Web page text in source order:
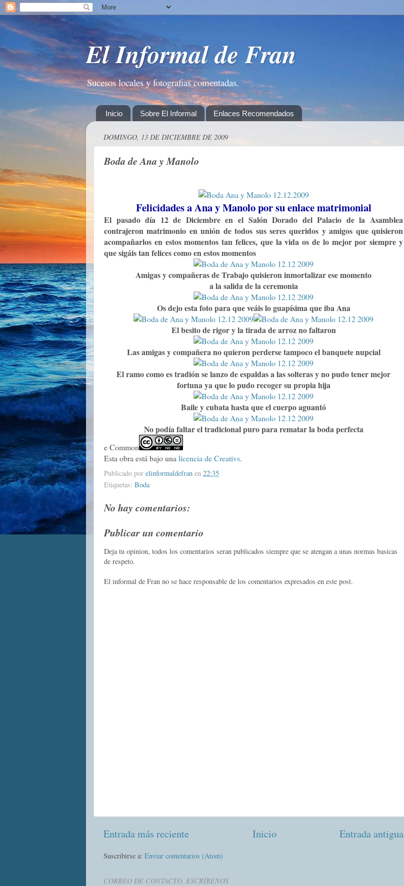
El Informal de Fran
Sucesos locales y fotografias comentadas.
Inicio Sobre El Informal Enlaces Recomendados
DOMINGO, 13 DE DICIEMBRE DE 2009
Boda de Ana y Manolo
Felicidades a Ana y Manolo por su enlace matrimonial
El pasado día 12 de Diciembre en el Salón Dorado del Palacio de la Asamblea
contrajeron matrimonio en unión de todos sus seres queridos y amigos que quisieron
acompañarlos en estos momentos tan felices, que la vida os de lo mejor por siempre y
que sigáis tan felices como en estos momentos
Amigas y compañeras de Trabajo quisieron inmortalizar ese momento
a la salida de la ceremonia
Os dejo esta foto para que veáis lo guapísima que iba Ana
El besito de rigor y la tirada de arroz no faltaron
Las amigas y compañera no quieron perderse tampoco el banquete nupcial
El ramo como es tradión se lanzo de espaldas a las solteras y no pudo tener mejor
fortuna ya que lo pudo recoger su propia hija
Baile y cubata hasta que el cuerpo aguantó
No podía faltar el tradicional puro para rematar la boda perfecta
e Common
Esta obra está bajo una licencia de Creativs.
Publicado por elinformaldefran en 22:35
Etiquetas: Boda
No hay comentarios:
Publicar un comentario
Deja tu opinion, todos los comentarios seran publicados siempre que se atengan a unas normas basicas
de respeto.
El informal de Fran no se hace responsable de los comentarios expresados en este post.
Entrada más reciente Entrada antigua
Inicio
Suscribirse a: Enviar comentarios (Atom)
CORREO DE CONTACTO, ESCRÍBENOS